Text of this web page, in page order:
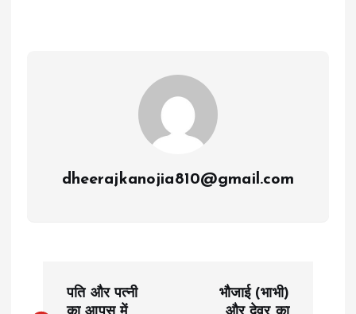
dheerajkanojia810@gmail.com
पति और पत्नी
भौजाई (भाभी)